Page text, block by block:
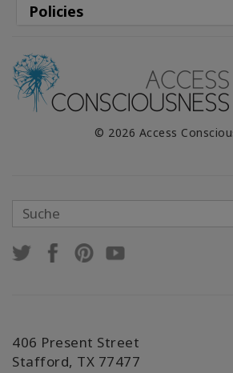
Policies
© 2026 Access
406 Present Street
Stafford, TX 77477